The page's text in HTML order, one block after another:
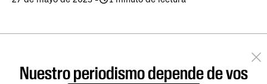
Nuestro periodismo depende de vos